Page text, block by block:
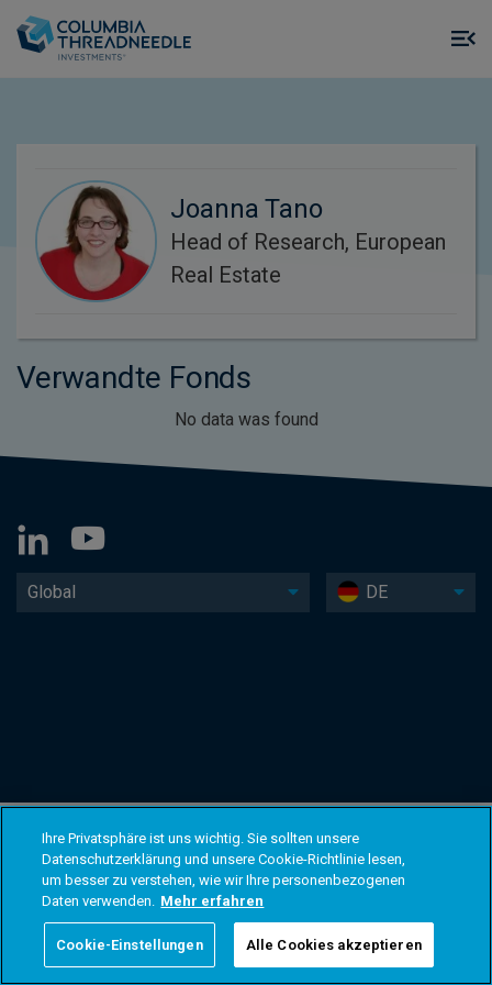
Joanna Tano
Head of Research, European
Real Estate
Verwandte Fonds
No data was found
Global DE
Ihre Privatsphäre ist uns wichtig. Sie sollten unsere
Datenschutzerklärung und unsere Cookie-Richtlinie lesen,
um besser zu verstehen, wie wir Ihre personenbezogenen
Daten verwenden. Mehr erfahren
Cookie-Einstellungen Alle Cookies akzeptieren